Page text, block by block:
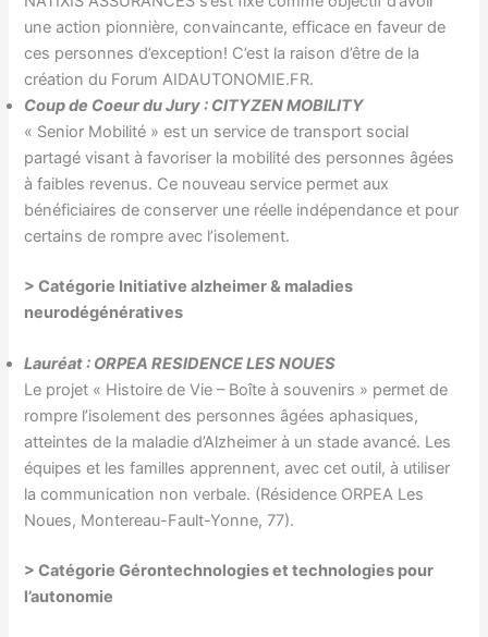
une action pionnière, convaincante, efficace en faveur de
ces personnes d’exception! C’est la raison d’être de la
création du Forum AIDAUTONOMIE.FR.
Coup de Coeur du Jury : CITYZEN MOBILITY
« Senior Mobilité » est un service de transport social
partagé visant à favoriser la mobilité des personnes âgées
à faibles revenus. Ce nouveau service permet aux
bénéficiaires de conserver une réelle indépendance et pour
certains de rompre avec l’isolement.
> Catégorie Initiative alzheimer & maladies
neurodégénératives
Lauréat : ORPEA RESIDENCE LES NOUES
Le projet « Histoire de Vie – Boîte à souvenirs » permet de
rompre l’isolement des personnes âgées aphasiques,
atteintes de la maladie d’Alzheimer à un stade avancé. Les
équipes et les familles apprennent, avec cet outil, à utiliser
la communication non verbale. (Résidence ORPEA Les
Noues, Montereau-Fault-Yonne, 77).
> CatégorieGérontechnologies et technologies pour
l’autonomie